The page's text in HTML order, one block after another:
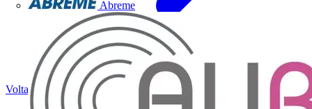
Abreme
Voltar para Notícias